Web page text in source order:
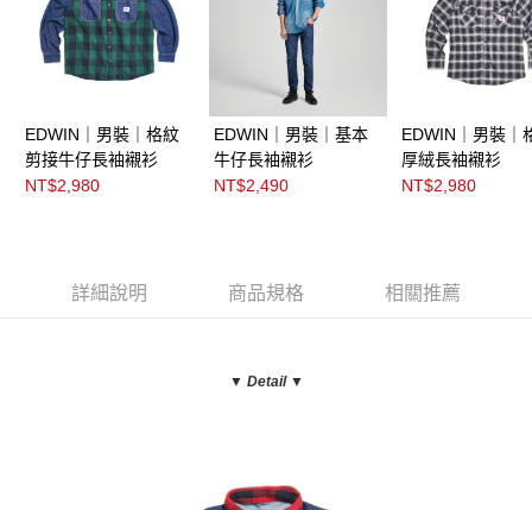
EDWIN｜男裝｜格紋
剪接牛仔長袖襯衫
NT$2,980
EDWIN｜男裝｜基本
牛仔長袖襯衫
NT$2,490
EDWIN｜男裝｜
厚絨長袖襯衫
NT$2,980
詳細說明 商品規格 相關推薦
▼ Detail ▼